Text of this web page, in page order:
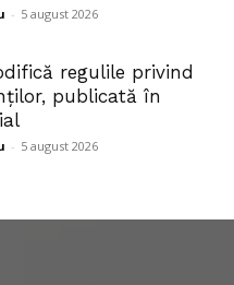
- 5 august 2026
regulile privind
publicată în
- 5 august 2026